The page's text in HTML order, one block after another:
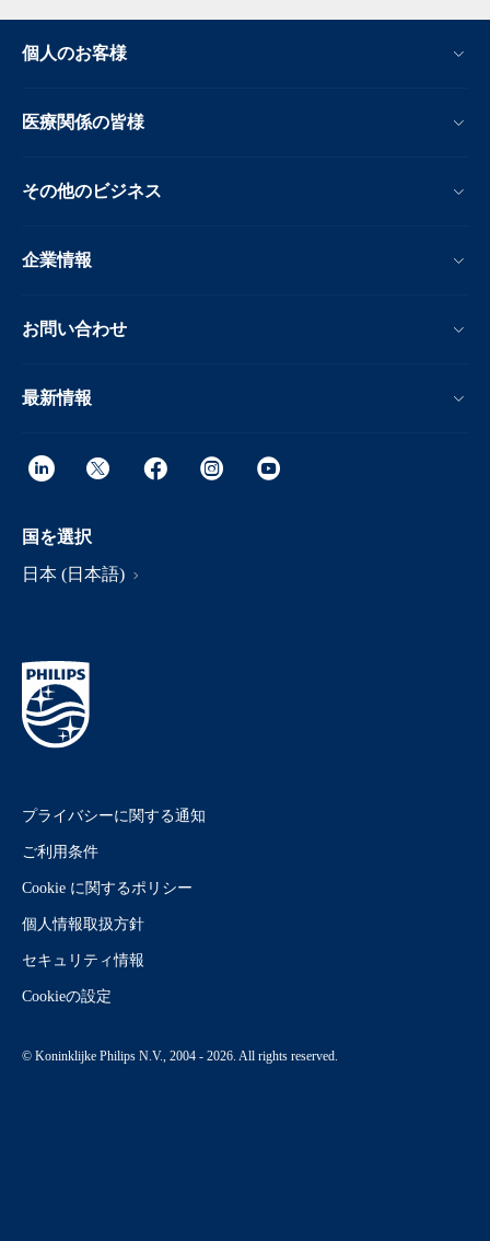
個人のお客様
医療関係の皆様
その他のビジネス
企業情報
お問い合わせ
最新情報
国を選択
日本 (日本語)
プライバシーに関する通知
ご利用条件
Cookie に関するポリシー
個人情報取扱方針
セキュリティ情報
Cookieの設定
© Koninklijke Philips N.V., 2004 - 2026. All rights reserved.